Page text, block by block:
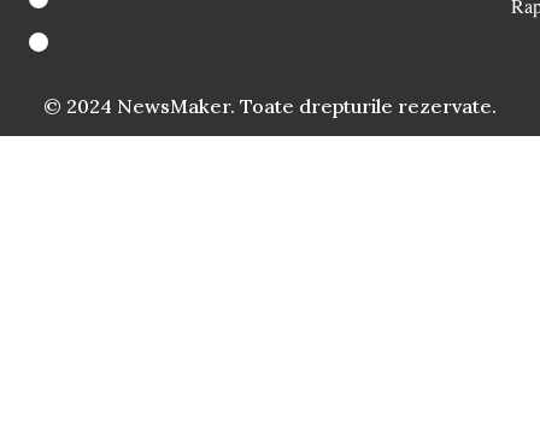
© 2024 NewsMaker. Toate drepturile rezervate.